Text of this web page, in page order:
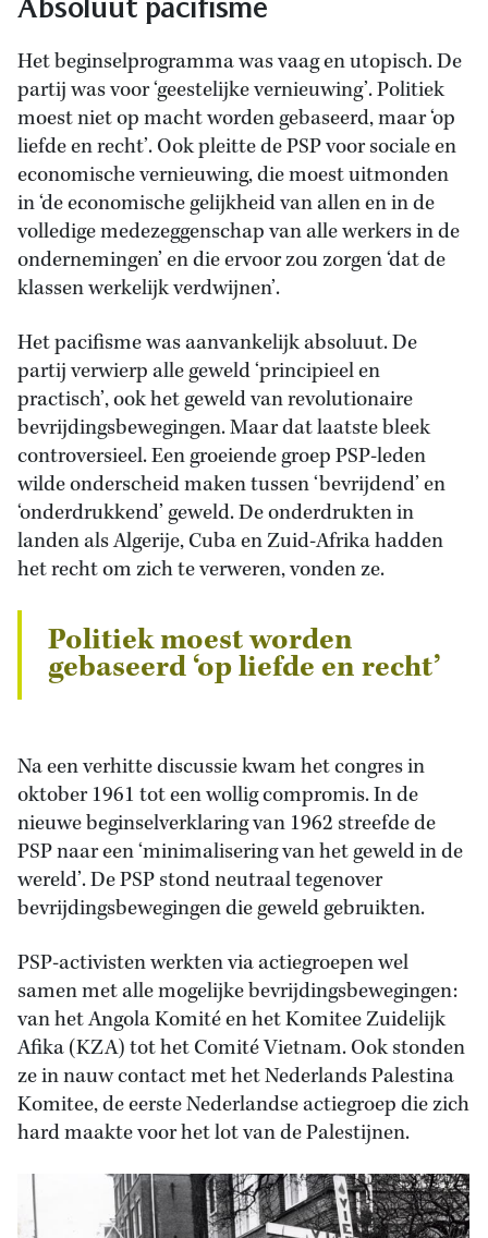
Absoluut pacifisme
Het beginselprogramma was vaag en utopisch. De
partij was voor ‘geestelijke vernieuwing’. Politiek
moest niet op macht worden gebaseerd, maar ‘op
liefde en recht’. Ook pleitte de PSP voor sociale en
economische vernieuwing, die moest uitmonden
in ‘de economische gelijkheid van allen en in de
volledige medezeggenschap van alle werkers in de
ondernemingen’ en die ervoor zou zorgen ‘dat de
klassen werkelijk verdwijnen’.
Het pacifisme was aanvankelijk absoluut. De
partij verwierp alle geweld ‘principieel en
practisch’, ook het geweld van revolutionaire
bevrijdingsbewegingen. Maar dat laatste bleek
controversieel. Een groeiende groep PSP-leden
wilde onderscheid maken tussen ‘bevrijdend’ en
‘onderdrukkend’ geweld. De onderdrukten in
landen als Algerije, Cuba en Zuid-Afrika hadden
het recht om zich te verweren, vonden ze.
Politiek moest worden
gebaseerd ‘op liefde en recht’
Na een verhitte discussie kwam het congres in
oktober 1961 tot een wollig compromis. In de
nieuwe beginselverklaring van 1962 streefde de
PSP naar een ‘minimalisering van het geweld in de
wereld’. De PSP stond neutraal tegenover
bevrijdingsbewegingen die geweld gebruikten.
PSP-activisten werkten via actiegroepen wel
samen met alle mogelijke bevrijdingsbewegingen:
van het Angola Komité en het Komitee Zuidelijk
Afika (KZA) tot het Comité Vietnam. Ook stonden
ze in nauw contact met het Nederlands Palestina
Komitee, de eerste Nederlandse actiegroep die zich
hard maakte voor het lot van de Palestijnen.